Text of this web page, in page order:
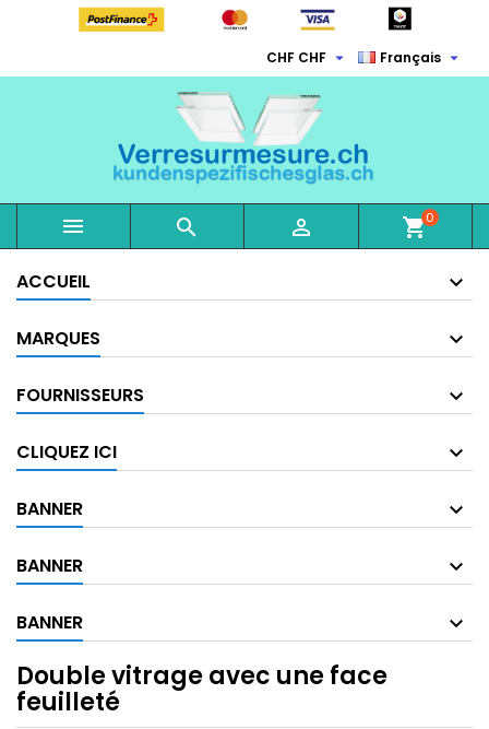
Français 
CHF CHF 
   shopping_cart0
ACCUEIL
MARQUES
FOURNISSEURS
CLIQUEZ ICI
BANNER
BANNER
BANNER
Double vitrage avec une face
feuilleté